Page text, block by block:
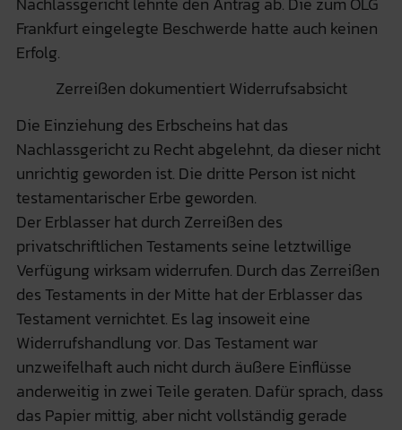
Frankfurt eingelegte Beschwerde hatte auch keinen
Erfolg.
Zerreißen dokumentiert Widerrufsabsicht
Die Einziehung des Erbscheins hat das
Nachlassgericht zu Recht abgelehnt, da dieser nicht
unrichtig geworden ist. Die dritte Person ist nicht
testamentarischer Erbe geworden.
Der Erblasser hat durch Zerreißen des
privatschriftlichen Testaments seine letztwillige
Verfügung wirksam widerrufen. Durch das Zerreißen
des Testaments in der Mitte hat der Erblasser das
Testament vernichtet. Es lag insoweit eine
Widerrufshandlung vor. Das Testament war
unzweifelhaft auch nicht durch äußere Einflüsse
anderweitig in zwei Teile geraten. Dafür sprach, dass
das Papier mittig, aber nicht vollständig gerade